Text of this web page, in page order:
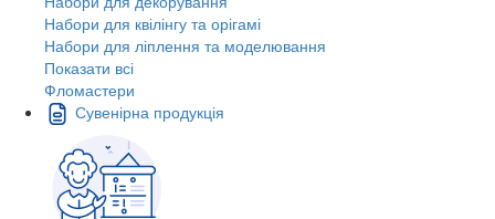
Набори для квілінгу та орігамі
Набори для ліплення та моделювання
Показати всі
Фломастери
Сувенірна продукція